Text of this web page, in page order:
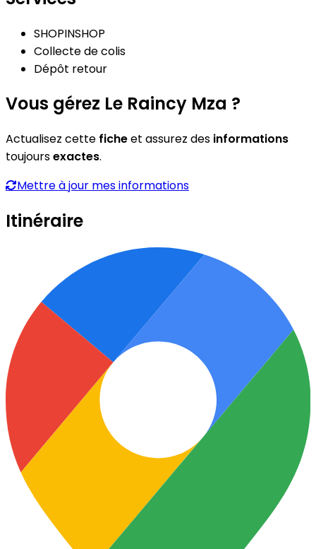
SHOPINSHOP
Collecte de colis
Dépôt retour
Vous gérez Le Raincy Mza ?
Actualisez cette ficheet assurez des informations
toujoursexactes.
Mettre à jour mes informations
Itinéraire